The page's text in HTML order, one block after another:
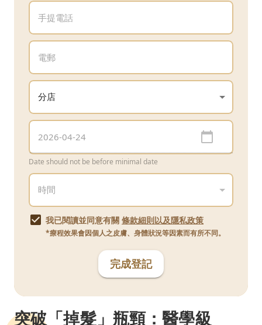
Date should not be before minimal date
我已閱讀並同意有關 條款細則以及隱私政策
*療程效果會因個人之皮膚、身體狀況等因素而有所不同。
完成登記
突破「掉髮」瓶頸：醫學級